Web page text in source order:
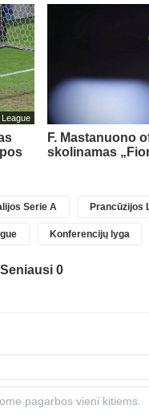
F. Mastanuono
skolinamas
Serie A Prancūzijos
Konferencijų lyga
Seniausi 0